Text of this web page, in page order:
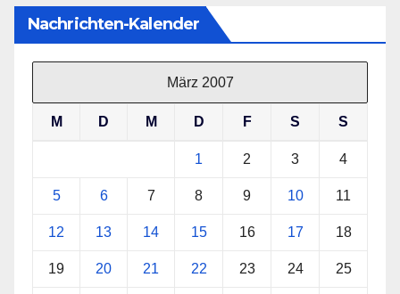
Nachrichten-Kalender
März 2007
M D M D F S S
1 2 3 4
5 6 7 8 9 10 11
12 13 14 15 16 17 18
19 20 21 22 23 24 25